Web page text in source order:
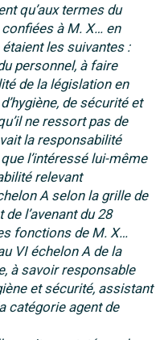
qu’aux termes du
à M. X… en
les suivantes :
personnel, à faire
de la législation en
de sécurité et
ne ressort pas de
la responsabilité
l’intéressé lui-même
relevant
A selon la grille de
l’avenant du 28
fonctions de M. X…
VI échelon A de la
à savoir responsable
et sécurité, assistant
catégorie agent de